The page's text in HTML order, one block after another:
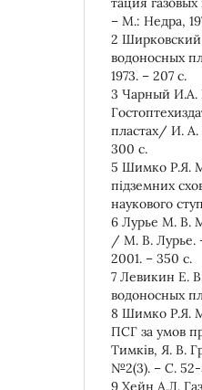
– М.: Недра,
2 Ширковский
водоносных
1973. – 207 с.
3 Чарный И.А.
пластах/ И. А.
300 с.
5 Шимко Р.Я.
підземних
наукового
6 Лурье М. В.
/ М. В. Лурье.
2001. – 350 с.
7 Левикин Е.
водоносных
8 Шимко Р.Я.
ПСГ за умов
Тимків, Я. В.
№2(3). – С. 52-
9 Хейн А.Л.